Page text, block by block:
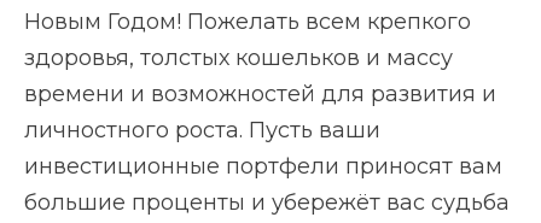
Новым Годом! Пожелать всем крепкого
здоровья, толстых кошельков и массу
времени и возможностей для развития и
личностного роста. Пусть ваши
инвестиционные портфели приносят вам
большие проценты и убережёт вас судьба